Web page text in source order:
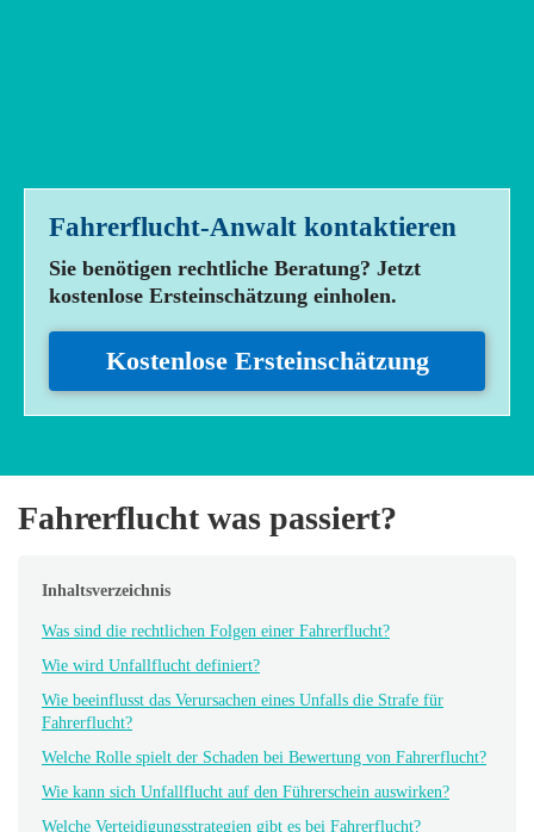
Fahrerflucht-Anwalt kontaktieren
Sie benötigen rechtliche Beratung? Jetzt
kostenlose Ersteinschätzung einholen.
Kostenlose Ersteinschätzung
Fahrerflucht was passiert?
Inhaltsverzeichnis
Was sind die rechtlichen Folgen einer Fahrerflucht?
Wie wird Unfallflucht definiert?
Wie beeinflusst das Verursachen eines Unfalls die Strafe für
Fahrerflucht?
Welche Rolle spielt der Schaden bei Bewertung von Fahrerflucht?
Wie kann sich Unfallflucht auf den Führerschein auswirken?
Welche Verteidigungsstrategien gibt es bei Fahrerflucht?